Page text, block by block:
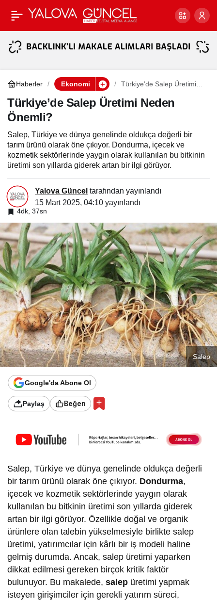
Haberler Ekonomi
Türkiye’de Salep Üretimi
Türkiye’de Salep Üretimi Neden
Önemli?
Salep, Türkiye ve dünya genelinde oldukça değerli bir
tarım ürünü olarak öne çıkıyor. Dondurma, içecek ve
kozmetik sektörlerinde yaygın olarak kullanılan bu bitkinin
üretimi son yıllarda giderek artan bir ilgi görüyor.
Yalova Güncel tarafından yayınlandı
15 Mart 2025, 04:10 yayınlandı
4dk, 37sn
Salep
Google'da Abone Ol
Paylaş Beğen
Salep, Türkiye ve dünya genelinde oldukça değerli
bir tarım ürünü olarak öne çıkıyor. Dondurma,
içecek ve kozmetik sektörlerinde yaygın olarak
kullanılan bu bitkinin üretimi son yıllarda giderek
artan bir ilgi görüyor. Özellikle doğal ve organik
ürünlere olan talebin yükselmesiyle birlikte salep
üretimi, yatırımcılar için kârlı bir iş modeli haline
gelmiş durumda. Ancak, salep üretimi yaparken
dikkat edilmesi gereken birçok kritik faktör
bulunuyor. Bu makalede,salep üretimi yapmak
isteyen girişimciler için gerekli yatırım süreci,
TMSF, Bellona’yı Satışa
Çıkardı
Paylaş